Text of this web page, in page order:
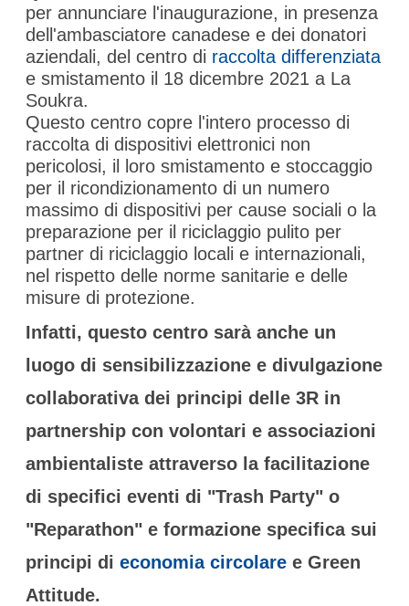
per annunciare l'inaugurazione, in presenza
dell'ambasciatore canadese e dei donatori
aziendali, del centro di raccolta differenziata
e smistamento il 18 dicembre 2021 a La
Soukra.
Questo centro copre l'intero processo di
raccolta di dispositivi elettronici non
pericolosi, il loro smistamento e stoccaggio
per il ricondizionamento di un numero
massimo di dispositivi per cause sociali o la
preparazione per il riciclaggio pulito per
partner di riciclaggio locali e internazionali,
nel rispetto delle norme sanitarie e delle
misure di protezione.
Infatti, questo centro sarà anche un
luogo di sensibilizzazione e divulgazione
collaborativa dei principi delle 3R in
partnership con volontari e associazioni
ambientaliste attraverso la facilitazione
di specifici eventi di "Trash Party" o
"Reparathon" e formazione specifica sui
principi di economia circolare e Green
Attitude.